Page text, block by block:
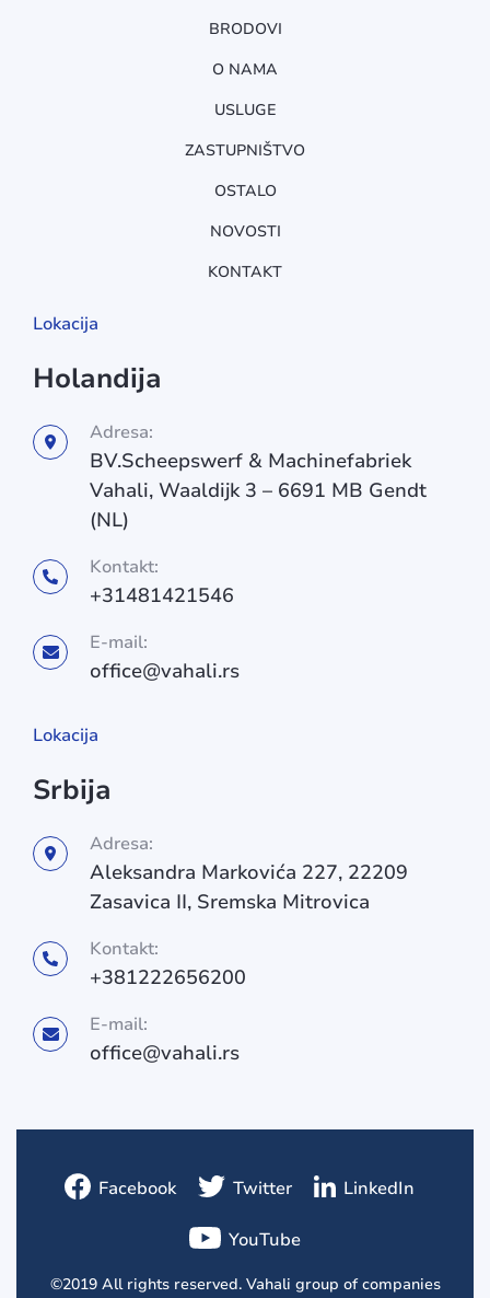
BRODOVI
O NAMA
USLUGE
ZASTUPNIŠTVO
OSTALO
NOVOSTI
KONTAKT
Lokacija
Holandija
Adresa:
BV.Scheepswerf & Machinefabriek
Vahali, Waaldijk 3 – 6691 MB Gendt
(NL)
Kontakt:
+31481421546
E-mail:
office@vahali.rs
Lokacija
Srbija
Adresa:
Aleksandra Markovića 227, 22209
Zasavica II, Sremska Mitrovica
Kontakt:
+381222656200
E-mail:
office@vahali.rs
Facebook Twitter LinkedIn
YouTube
©2019 All rights reserved. Vahali group of companies